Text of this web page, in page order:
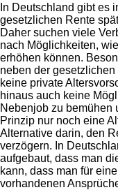
In Deutschland gibt es
gesetzlichen Rente
Daher suchen viele
nach Möglichkeiten,
erhöhen können.
neben der
keine private
hinaus auch keine
Nebenjob zu bemühen
Prinzip nur noch eine
Alternative darin, den
verzögern. In
aufgebaut, dass man
kann, dass man für
vorhandenen